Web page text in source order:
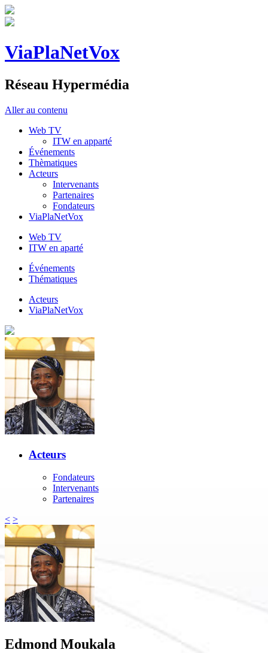
ViaPlaNetVox
Réseau Hypermédia
Aller au contenu
Web TV
ITW en apparté
Événements
Thèmatiques
Acteurs
Intervenants
Partenaires
Fondateurs
ViaPlaNetVox
Web TV
ITW en aparté
Événements
Thématiques
Acteurs
ViaPlaNetVox
Acteurs
Fondateurs
Intervenants
Partenaires
< >
Edmond Moukala